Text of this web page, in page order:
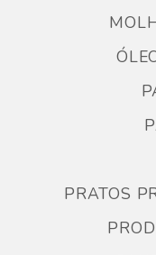
PRATOS